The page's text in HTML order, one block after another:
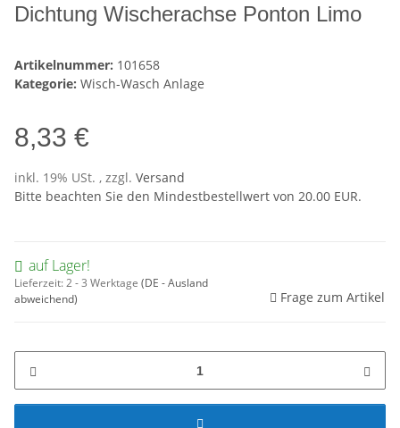
Dichtung Wischerachse Ponton Limo
Artikelnummer: 101658
Kategorie: Wisch-Wasch Anlage
8,33 €
inkl. 19% USt. , zzgl. Versand
Bitte beachten Sie den Mindestbestellwert von 20.00 EUR.
auf Lager!
Lieferzeit:2 - 3 Werktage (DE - Ausland
abweichend)
Frage zum Artikel